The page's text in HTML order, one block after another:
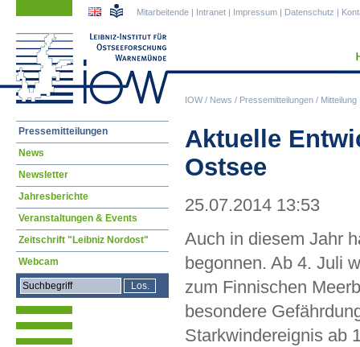
IOW/ News / Pressemitteilungen / Mitteilung
Mitarbeitende | Intranet | Impressum | Datenschutz |
Aktuelle
Ostsee
25.07.2014 13:53
Auch in diesem Jahr
begonnen. Ab 4. Juli
zum Finnischen
besondere
Starkwindereignis ab
Navigation
Pressemitteilungen
News
Newsletter
Jahresberichte
Veranstaltungen & Events
Zeitschrift "Leibniz Nordost"
Webcam